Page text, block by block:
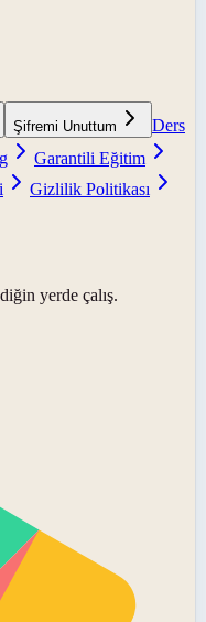
Şifremi Unuttum
Ders
Garantili Eğitim
Gizlilik Politikası
yerde çalış.